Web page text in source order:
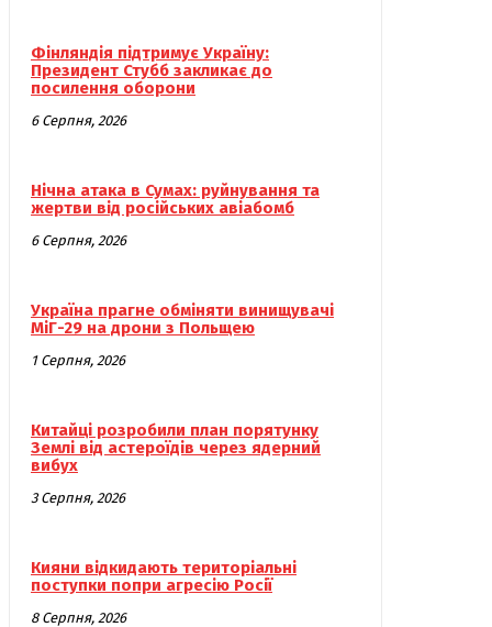
Фінляндія підтримує Україну:
Президент Стубб закликає до
посилення оборони
6 Серпня, 2026
Нічна атака в Сумах: руйнування та
жертви від російських авіабомб
6 Серпня, 2026
Україна прагне обміняти винищувачі
МіГ-29 на дрони з Польщею
1 Серпня, 2026
Китайці розробили план порятунку
Землі від астероїдів через ядерний
вибух
3 Серпня, 2026
Кияни відкидають територіальні
поступки попри агресію Росії
8 Серпня, 2026